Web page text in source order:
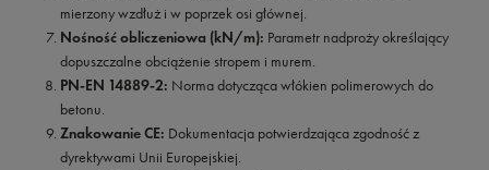
mierzony wzdłuż i w poprzek osi głównej.
Nośność obliczeniowa (kN/m): Parametr nadproży określający
dopuszczalne obciążenie stropem i murem.
PN-EN 14889-2: Norma dotycząca włókien polimerowych do
betonu.
Znakowanie CE: Dokumentacja potwierdzająca zgodność z
dyrektywami Unii Europejskiej.